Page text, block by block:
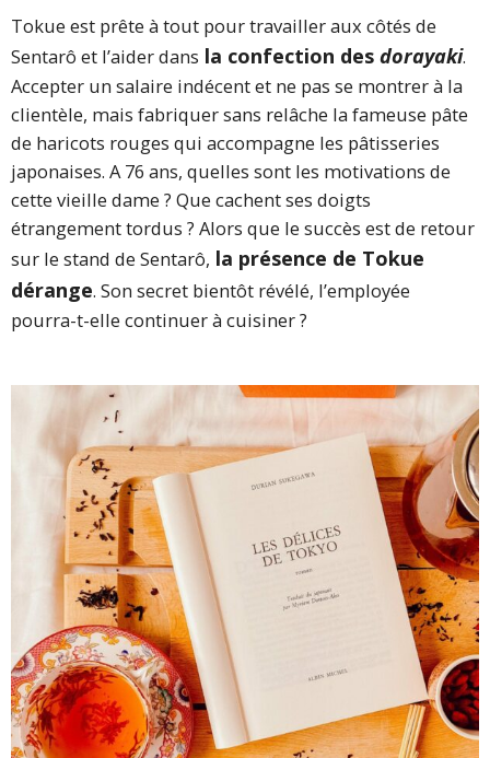
Tokue est prête à tout pour travailler aux côtés de
Sentarô et l’aider dans la confection des dorayaki.
Accepter un salaire indécent et ne pas se montrer à la
clientèle, mais fabriquer sans relâche la fameuse pâte
de haricots rouges qui accompagne les pâtisseries
japonaises. A 76 ans, quelles sont les motivations de
cette vieille dame ? Que cachent ses doigts
étrangement tordus ? Alors que le succès est de retour
sur le stand de Sentarô, la présence de Tokue
dérange. Son secret bientôt révélé, l’employée
pourra-t-elle continuer à cuisiner ?